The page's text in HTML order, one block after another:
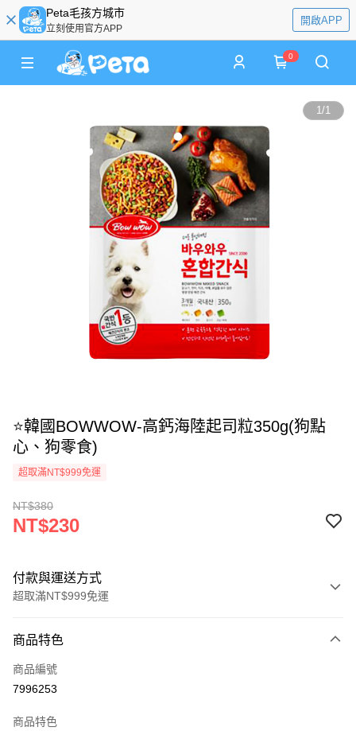
Peta毛孩方城市
立刻使用官方APP
開啟APP
0
1/1
⭐韓國BOWWOW-高鈣海陸起司粒350g(狗點
心、狗零食)
超取滿NT$999免運
NT$380
NT$230
付款與運送方式
超取滿NT$999免運
信用卡一次付款
信用卡分期付款
商品特色
商品編號
7996253
商品特色